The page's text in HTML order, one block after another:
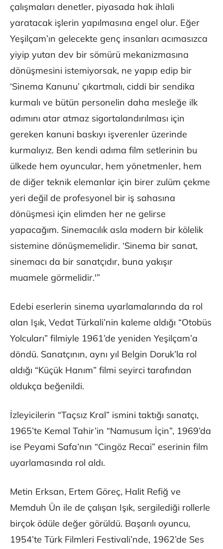
çalışmaları denetler, piyasada hak ihlali
yaratacak işlerin yapılmasına engel olur. Eğer
Yeşilçam’ın gelecekte genç insanları acımasızca
yiyip yutan dev bir sömürü mekanizmasına
dönüşmesini istemiyorsak, ne yapıp edip bir
‘Sinema Kanunu’ çıkartmalı, ciddi bir sendika
kurmalı ve bütün personelin daha mesleğe ilk
adımını atar atmaz sigortalandırılması için
gereken kanuni baskıyı işverenler üzerinde
kurmalıyız. Ben kendi adıma film setlerinin bu
ülkede hem oyuncular, hem yönetmenler, hem
de diğer teknik elemanlar için birer zulüm çekme
yeri değil de profesyonel bir iş sahasına
dönüşmesi için elimden her ne gelirse
yapacağım. Sinemacılık asla modern bir kölelik
sistemine dönüşmemelidir. ‘Sinema bir sanat,
sinemacı da bir sanatçıdır, buna yakışır
muamele görmelidir.'”
Edebi eserlerin sinema uyarlamalarında da rol
alan Işık, Vedat Türkali’nin kaleme aldığı “Otobüs
Yolcuları” filmiyle 1961’de yeniden Yeşilçam’a
döndü. Sanatçının, aynı yıl Belgin Doruk’la rol
aldığı “Küçük Hanım” filmi seyirci tarafından
oldukça beğenildi.
İzleyicilerin “Taçsız Kral” ismini taktığı sanatçı,
1965’te Kemal Tahir’in “Namusum İçin”, 1969’da
ise Peyami Safa’nın “Cingöz Recai” eserinin film
uyarlamasında rol aldı.
Metin Erksan, Ertem Göreç, Halit Refiğ ve
Memduh Ün ile de çalışan Işık, sergilediği rollerle
birçok ödüle değer görüldü. Başarılı oyuncu,
1954’te Türk Filmleri Festivali’nde, 1962’de Ses